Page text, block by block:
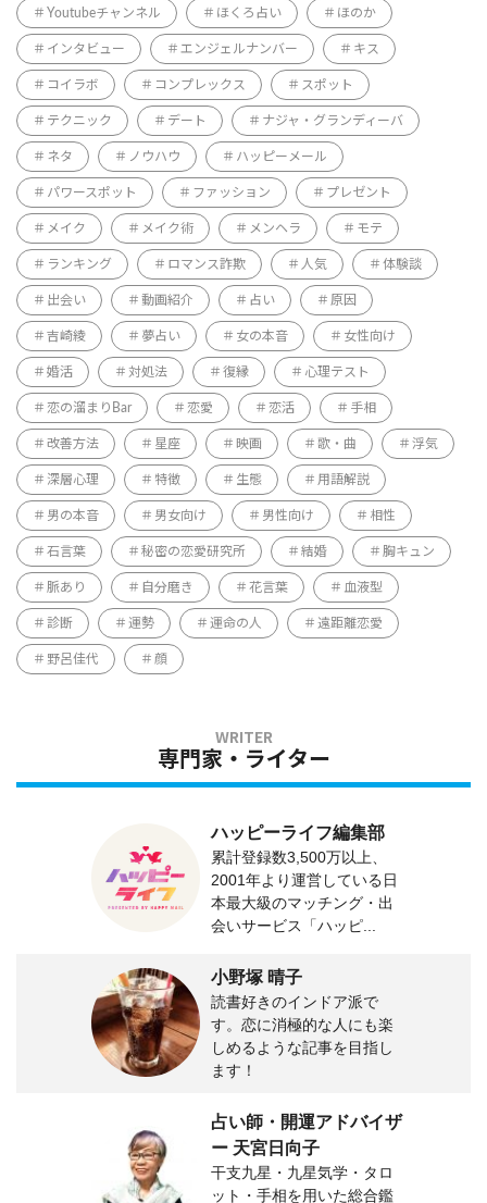
Youtubeチャンネル ほくろ占い ほのか
インタビュー エンジェルナンバー キス
コイラボ コンプレックス スポット
テクニック デート ナジャ・グランディーバ
ネタ ノウハウ ハッピーメール
パワースポット ファッション プレゼント
メイク メイク術 メンヘラ モテ
ランキング ロマンス詐欺 人気 体験談
出会い 動画紹介 占い 原因
吉崎綾 夢占い 女の本音 女性向け
婚活 対処法 復縁 心理テスト
恋の溜まりBar 恋愛 恋活 手相
改善方法 星座 映画 歌・曲 浮気
深層心理 特徴 生態 用語解説
男の本音 男女向け 男性向け 相性
石言葉 秘密の恋愛研究所 結婚 胸キュン
脈あり 自分磨き 花言葉 血液型
診断 運勢 運命の人 遠距離恋愛
野呂佳代 顔
専門家・ライター
ハッピーライフ編集部
累計登録数3,500万以上、
2001年より運営している日
本最大級のマッチング・出
会いサービス「ハッピ...
小野塚 晴子
読書好きのインドア派で
す。恋に消極的な人にも楽
しめるような記事を目指し
ます！
占い師・開運アドバイザ
ー 天宮日向子
干支九星・九星気学・タロ
ット・手相を用いた総合鑑